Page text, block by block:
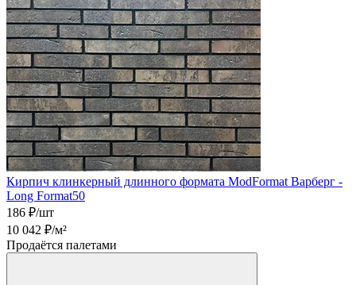
Кирпич клинкерный длинного формата ModFormat Варберг -
Long Format50
186 ₽/шт
10 042 ₽/м²
Продаётся палетами